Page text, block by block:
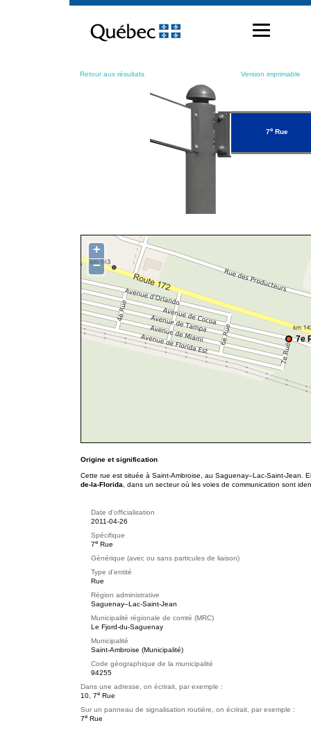
contenu
Retour aux résultats Version imprimable
7eRue
7e
+
−
Origine et signification
Cette rue est située à Saint-Ambroise, au Saguenay–Lac-Saint-Jean.
de-la-Florida , dans un secteur où les voies de communication sont
Date d'officialisation
2011-04-26
Spécifique
7e Rue
Générique (avec ou sans particules de liaison)
Type d'entité
Rue
Région administrative
Saguenay–Lac-Saint-Jean
Municipalité régionale de comté (MRC)
Le Fjord-du-Saguenay
Municipalité
Saint-Ambroise (Municipalité)
Code géographique de la municipalité
94255
Dans une adresse, on écrirait, par exemple :
10, 7e Rue
Sur un panneau de signalisation routière, on écrirait, par exemple :
7e Rue